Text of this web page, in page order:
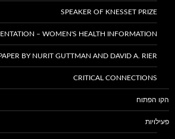
SPEAKER OF KNESSET PRIZE
– WOMEN'S HEALTH INFORMATION
BY NURIT GUTTMAN AND DAVID A. RIER
CRITICAL CONNECTIONS
הקו הפתוח
פעילויות